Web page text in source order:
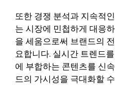
또한 경쟁 분석과 지속적
는 시장에 민첩하게 대응
을 세움으로써 브랜드의
요합니다. 실시간 트렌드
에 부합하는 콘텐츠를 신
드의 가시성을 극대화할